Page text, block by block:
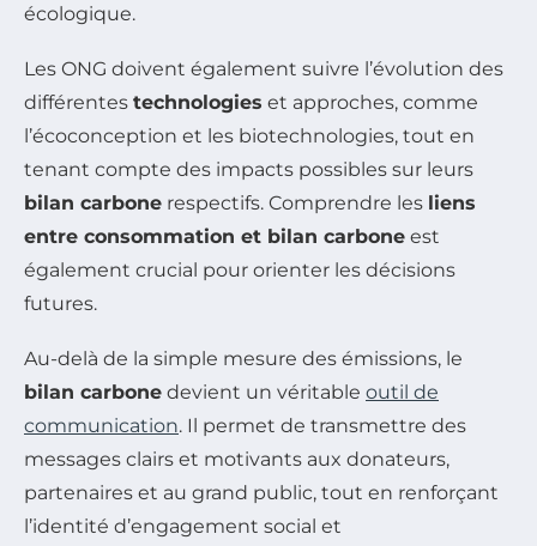
écologique.
Les ONG doivent également suivre l’évolution des
différentes technologies et approches, comme
l’écoconception et les biotechnologies, tout en
tenant compte des impacts possibles sur leurs
bilan carbone respectifs. Comprendre les liens
entre consommation et bilan carbone est
également crucial pour orienter les décisions
futures.
Au-delà de la simple mesure des émissions, le
bilan carbone devient un véritable outil de
communication. Il permet de transmettre des
messages clairs et motivants aux donateurs,
partenaires et au grand public, tout en renforçant
l’identité d’engagement social et